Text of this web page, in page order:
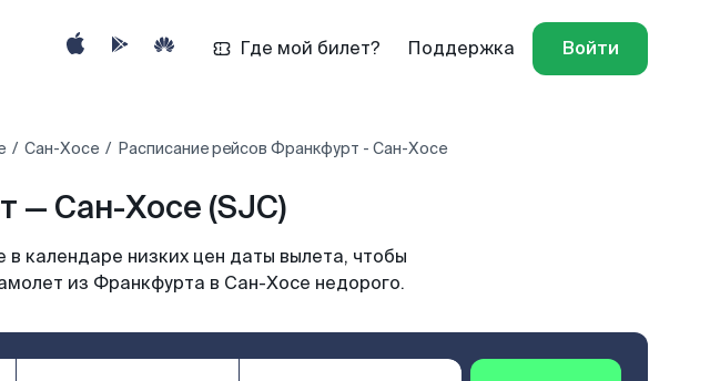
Где мой билет? Поддержка Войти
Сан-Хосе Расписание рейсов Франкфурт - Сан-Хосе
— Сан-Хосе (SJC)
календаре низких цен даты вылета, чтобы
из Франкфурта в Сан-Хосе недорого.